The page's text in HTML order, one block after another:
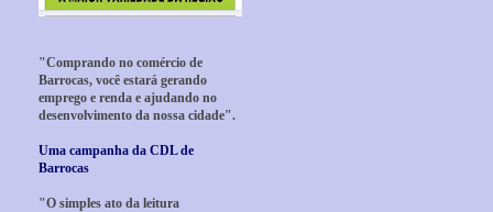
"Comprando no comércio de
Barrocas, você estará gerando
emprego e renda e ajudando no
desenvolvimento da nossa cidade".
Uma campanha da CDL de
Barrocas
"O simples ato da leitura